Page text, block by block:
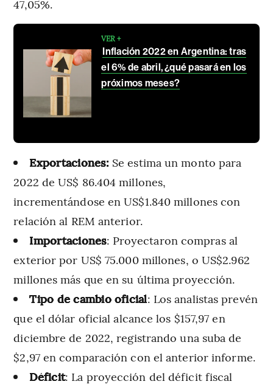
47,05%.
VER +
Inflación 2022 en Argentina: tras
el 6% de abril, ¿qué pasará en los
próximos meses?
Exportaciones: Se estima un monto para
2022 de US$ 86.404 millones,
incrementándose en US$1.840 millones con
relación al REM anterior.
Importaciones: Proyectaron compras al
exterior por US$ 75.000 millones, o US$2.962
millones más que en su última proyección.
Tipo de cambio oficial: Los analistas prevén
que el dólar oficial alcance los $157,97 en
diciembre de 2022, registrando una suba de
$2,97 en comparación con el anterior informe.
Déficit: La proyección del déficit fiscal